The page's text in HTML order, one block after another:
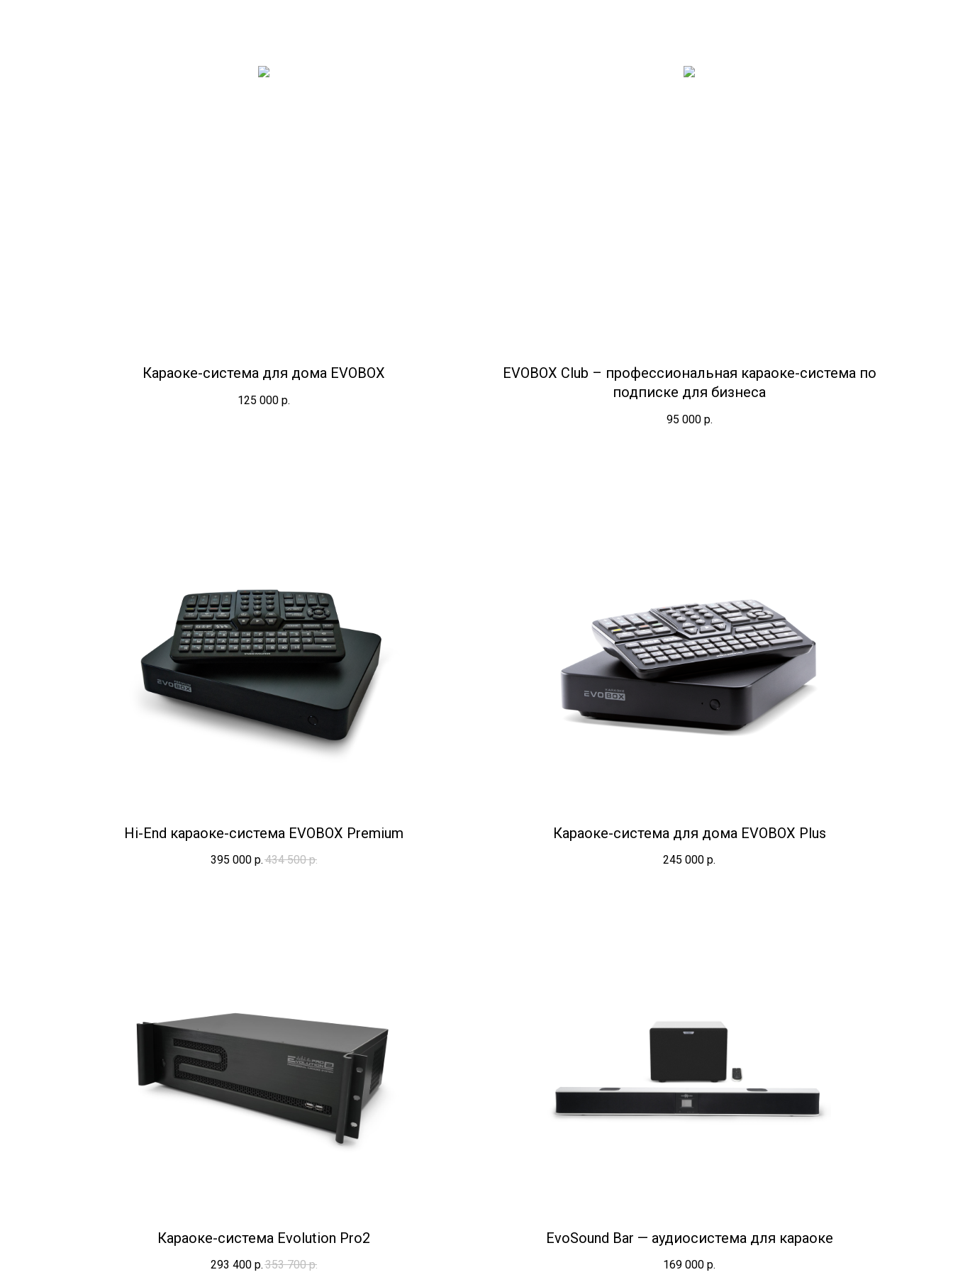
Караоке-система для дома EVOBOX
125 000 р.
EVOBOX Club – профессиональная караоке-система по
подписке для бизнеса
95 000 р.
Hi-End караоке-система EVOBOX Premium
395 000 р.434 500 р.
Караоке-система для дома EVOBOX Plus
245 000 р.
Караоке-система Evolution Pro2
293 400 р.353 700 р.
EvoSound Bar — аудиосистема для караоке
169 000 р.